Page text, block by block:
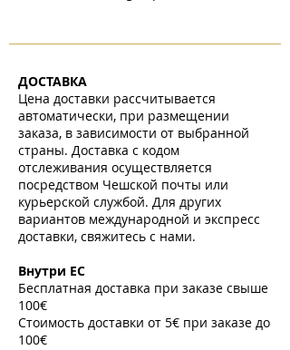
ДОСТАВКА
Цена доставки рассчитывается
автоматически, при размещении
заказа, в зависимости от выбранной
страны. Доставка с кодом
отслеживания осуществляется
посредством Чешской почты или
курьерской службой. Для других
вариантов международной и экспресс
доставки, свяжитесь с нами.
Внутри ЕС
Бесплатная доставка при заказе свыше
100€
Стоимость доставки от 5€ при заказе до
100€